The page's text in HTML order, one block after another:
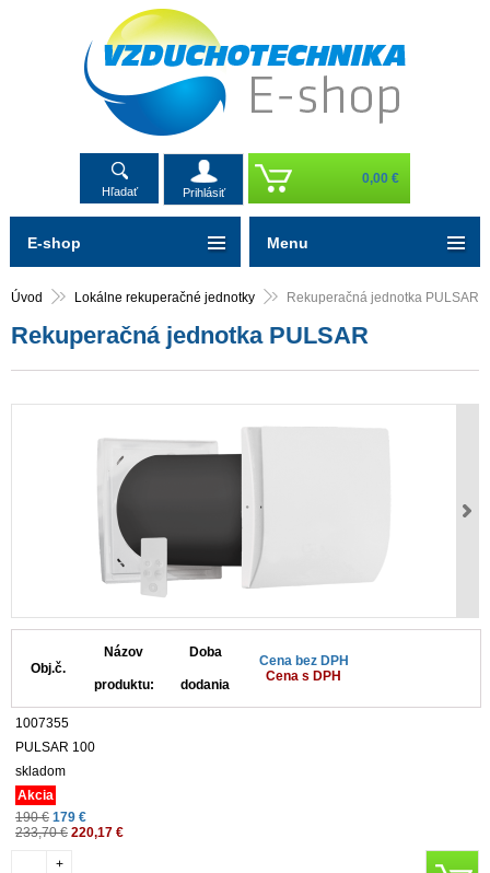
Hľadať Prihlásiť
0,00 €
Úvod Lokálne rekuperačné jednotky Rekuperačná jednotka PULSAR
Rekuperačná jednotka PULSAR
Obj.č.
Názov
produktu:
Doba
dodania
Cena bez DPH
Cena s DPH
1007355
PULSAR 100
skladom
Akcia
190 € 179 €
233,70 € 220,17 €
+
E-shop Menu